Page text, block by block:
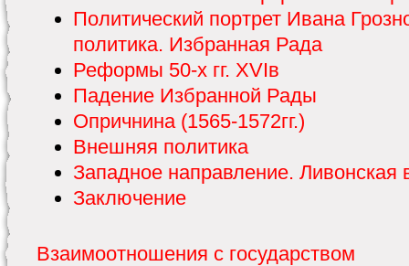
Политический портрет Ивана
политика. Избранная Рада
Реформы 50-х гг. XVIв
Падение Избранной Рады
Опричнина (1565-1572гг.)
Внешняя политика
Западное направление. Ливонская
Заключение
Взаимоотношения с государством